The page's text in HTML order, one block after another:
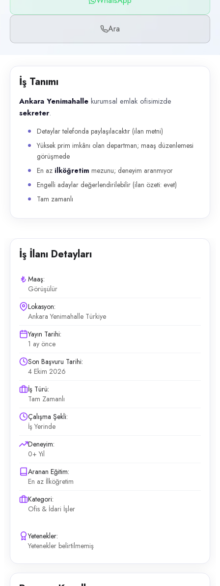
WhatsApp, Telefon
İlan açıklaması
Ara
İş Tanımı
Ankara Yenimahalle kurumsal emlak ofisimizde
sekreter.
Detaylar telefonda paylaşılacaktır (ilan metni)
Yüksek prim imkânı olan departman; maaş düzenlemesi
görüşmede
En az ilköğretim mezunu; deneyim aranmıyor
Engelli adaylar değerlendirilebilir (ilan özeti: evet)
Tam zamanlı
İş İlanı Detayları
Maaş:
Görüşülür
Lokasyon:
Ankara Yenimahalle Türkiye
Yayın Tarihi:
1 ay önce
Son Başvuru Tarihi:
4 Ekim 2026
İş Türü:
Tam Zamanlı
Çalışma Şekli:
İş Yerinde
Deneyim:
0+ Yıl
Aranan Eğitim:
En az İlköğretim
Kategori:
Ofis & İdari İşler
Yetenekler:
Yetenekler belirtilmemiş